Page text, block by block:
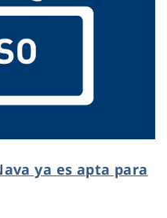
ya es apta para